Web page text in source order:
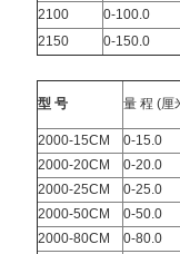
2100
0-100.0
2150
0-150.0
型 号 量 程 (厘
2000-15CM
0-15.0
2000-20CM
0-20.0
2000-25CM
0-25.0
2000-50CM
0-50.0
2000-80CM
0-80.0